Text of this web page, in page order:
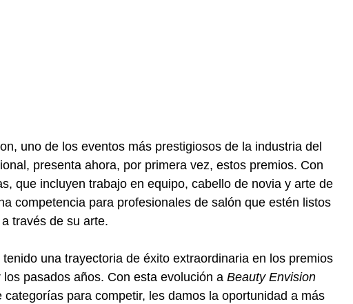
uno de los eventos más prestigiosos de la industria del
presenta ahora, por primera vez, estos premios. Con
que incluyen trabajo en equipo, cabello de novia y arte de
competencia para profesionales de salón que estén listos
través de su arte.
tenido una trayectoria de éxito extraordinaria en los premios
los pasados años. Con esta evolución a Beauty Envision
categorías para competir, les damos la oportunidad a más